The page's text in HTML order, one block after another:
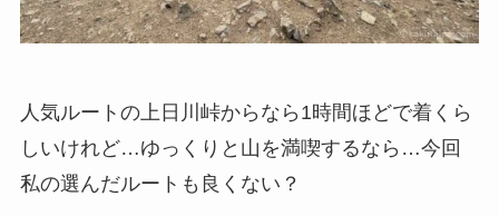
人気ルートの上日川峠からなら1時間ほどで着くら
しいけれど…ゆっくりと山を満喫するなら…今回
私の選んだルートも良くない？